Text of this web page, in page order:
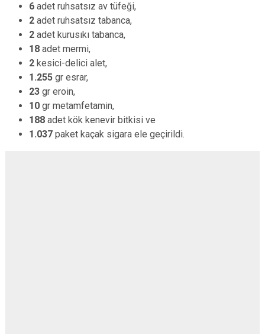
6 adet ruhsatsız av tüfeği,
2 adet ruhsatsız tabanca,
2 adet kurusıkı tabanca,
18 adet mermi,
2 kesici-delici alet,
1.255 gr esrar,
23 gr eroin,
10 gr metamfetamin,
188 adet kök kenevir bitkisi ve
1.037 paket kaçak sigara ele geçirildi.